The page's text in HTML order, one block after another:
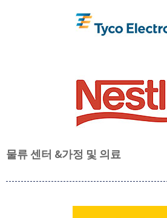
물류 센터 &가정 및 의료